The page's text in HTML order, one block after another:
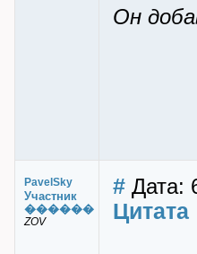
Он
PavelSky
Участник
������
ZOV
# Дата:
Цитата